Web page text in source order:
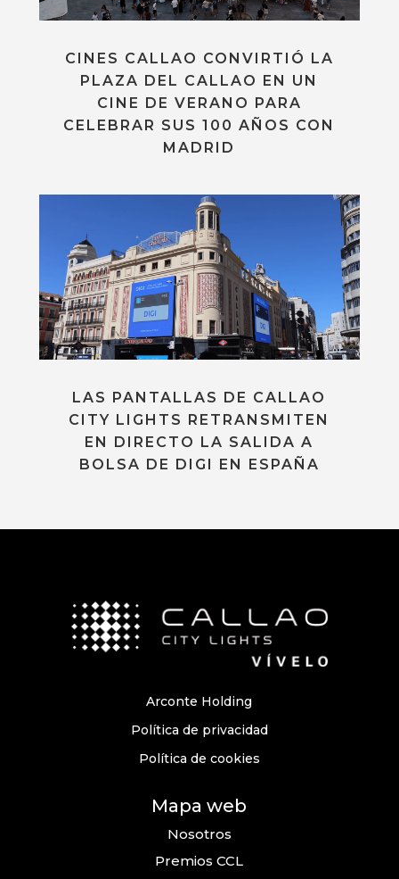
CINES CALLAO CONVIRTIÓ LA
PLAZA DEL CALLAO EN UN
CINE DE VERANO PARA
CELEBRAR SUS 100 AÑOS CON
MADRID
LAS PANTALLAS DE CALLAO
CITY LIGHTS RETRANSMITEN
EN DIRECTO LA SALIDA A
BOLSA DE DIGI EN ESPAÑA
Arconte Holding
Política de privacidad
Política de cookies
Mapa web
Nosotros
Premios CCL